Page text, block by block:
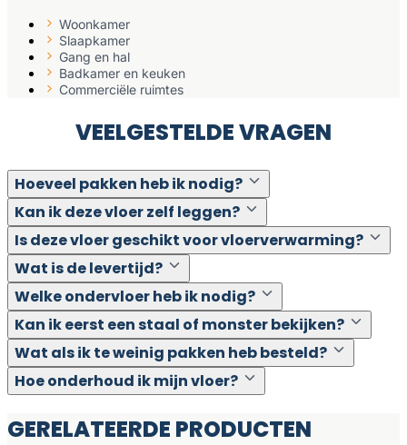
Woonkamer
Slaapkamer
Gang en hal
Badkamer en keuken
Commerciële ruimtes
VEELGESTELDE VRAGEN
Hoeveel pakken heb ik nodig?
Kan ik deze vloer zelf leggen?
Is deze vloer geschikt voor vloerverwarming?
Wat is de levertijd?
Welke ondervloer heb ik nodig?
Kan ik eerst een staal of monster bekijken?
Wat als ik te weinig pakken heb besteld?
Hoe onderhoud ik mijn vloer?
GERELATEERDE PRODUCTEN